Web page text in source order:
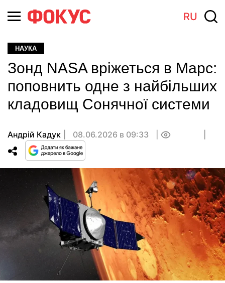
RU
НАУКА
Зонд NASA вріжеться в Марс:
поповнить одне з найбільших
кладовищ Сонячної системи
Андрій Кадук 08.06.2026 в 09:33